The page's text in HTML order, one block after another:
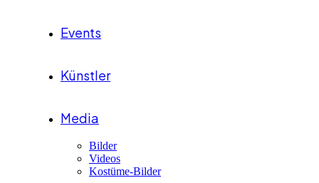
Events
Künstler
Media
Bilder
Videos
Kostüme-Bilder